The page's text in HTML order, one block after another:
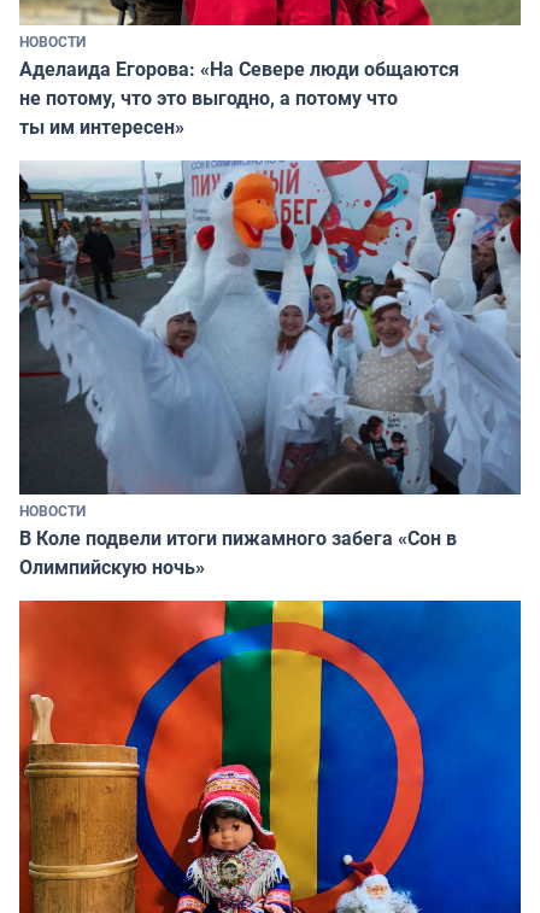
НОВОСТИ
Аделаида Егорова: «На Севере люди общаются
не потому, что это выгодно, а потому что
ты им интересен»
НОВОСТИ
В Коле подвели итоги пижамного забега «Сон в
Олимпийскую ночь»